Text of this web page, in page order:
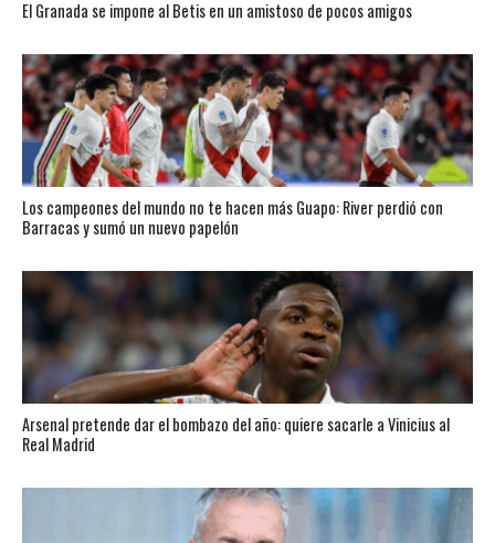
El Granada se impone al Betis en un amistoso de pocos amigos
Los campeones del mundo no te hacen más Guapo: River perdió con
Barracas y sumó un nuevo papelón
Arsenal pretende dar el bombazo del año: quiere sacarle a Vinicius al
Real Madrid